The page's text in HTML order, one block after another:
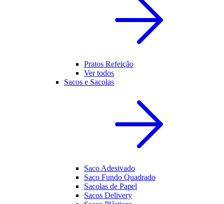
Pratos Refeição
Ver todos
Sacos e Sacolas
Saco Adesivado
Saco Fundo Quadrado
Sacolas de Papel
Sacos Delivery